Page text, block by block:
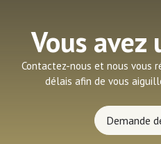
Vous avez
Contactez-nous et nous vous
délais afin de vous
Demande